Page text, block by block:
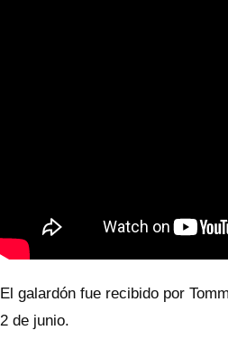
El galardón fue recibido por
2 de junio.